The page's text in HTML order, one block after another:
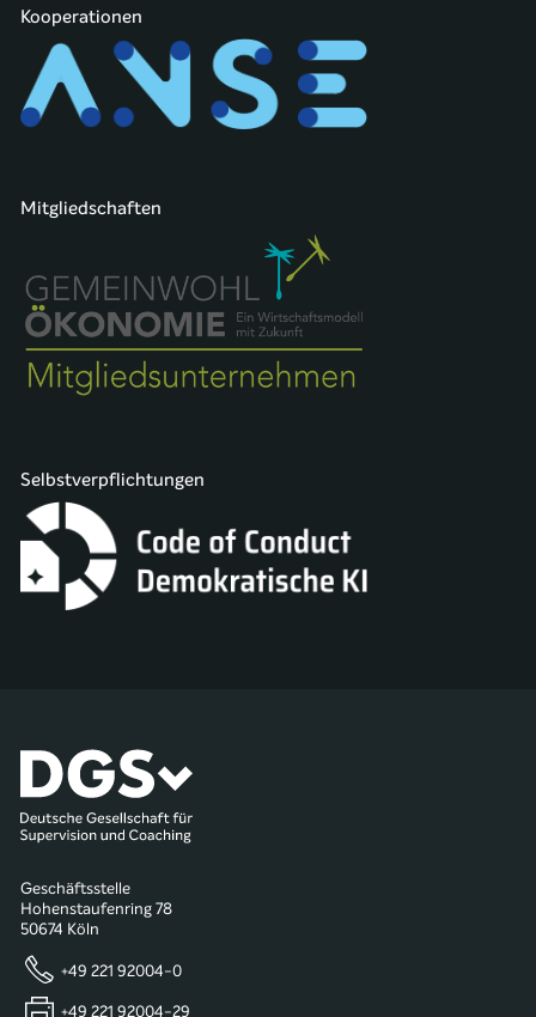
Kooperationen
Mitgliedschaften
Selbstverpflichtungen
Geschäftsstelle
Hohenstaufenring 78
50674 Köln
+49 221 92004-0
+49 221 92004-29